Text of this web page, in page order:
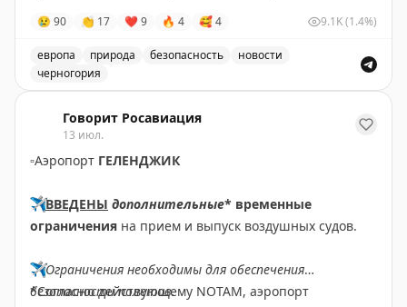
Черногория-Новости
😢 90 👏 17 ❤ 9 🔥 4 🥰4 9.1K(1.4%)
европа природа безопасность
новости
черногория
Говорит Росавиация
13 июл.
▫️Аэропорт ГЕЛЕНДЖИК
✈️ВВЕДЕНЫ дополнительные* временные
ограничения на прием и выпуск воздушных судов.
✈️Ограничения необходимы для обеспечения
безопасности полетов.
*Согласно действующему NOTAM, аэропорт